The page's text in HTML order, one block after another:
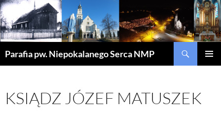
Parafia pw. Niepokalanego Serca NMP
KSIĄDZ JÓZEF MATUSZEK